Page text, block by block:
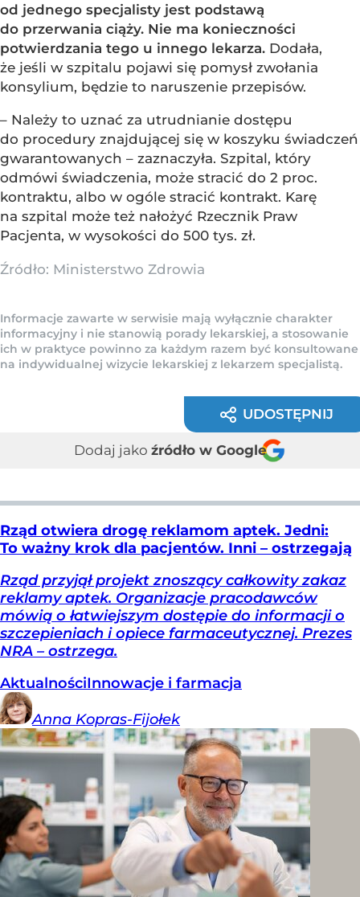
od jednego specjalisty jest podstawą
do przerwania ciąży. Nie ma konieczności
potwierdzania tego u innego lekarza. Dodała,
że jeśli w szpitalu pojawi się pomysł zwołania
konsylium, będzie to naruszenie przepisów.
– Należy to uznać za utrudnianie dostępu
do procedury znajdującej się w koszyku świadczeń
gwarantowanych – zaznaczyła. Szpital, który
odmówi świadczenia, może stracić do 2 proc.
kontraktu, albo w ogóle stracić kontrakt. Karę
na szpital może też nałożyć Rzecznik Praw
Pacjenta, w wysokości do 500 tys. zł.
Źródło: Ministerstwo Zdrowia
Informacje zawarte w serwisie mają wyłącznie charakter
informacyjny i nie stanowią porady lekarskiej, a stosowanie
ich w praktyce powinno za każdym razem być konsultowane
na indywidualnej wizycie lekarskiej z lekarzem specjalistą.
UDOSTĘPNIJ
Dodaj jako źródło w Google
Rząd otwiera drogę reklamom aptek. Jedni:
To ważny krok dla pacjentów. Inni – ostrzegają
Rząd przyjął projekt znoszący całkowity zakaz
reklamy aptek. Organizacje pracodawców
mówią o łatwiejszym dostępie do informacji o
szczepieniach i opiece farmaceutycznej. Prezes
NRA – ostrzega.
AktualnościInnowacje i farmacja
Anna Kopras-Fijołek